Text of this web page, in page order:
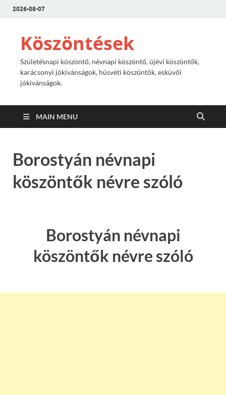
2026-08-07
Köszöntések
Születésnapi köszöntő, névnapi köszöntő, újévi köszöntők,
karácsonyi jókívánságok, húsvéti köszöntők, esküvői
jókivánságok.
MAIN MENU
Borostyán névnapi
köszöntők névre szóló
Borostyán névnapi
köszöntők névre szóló